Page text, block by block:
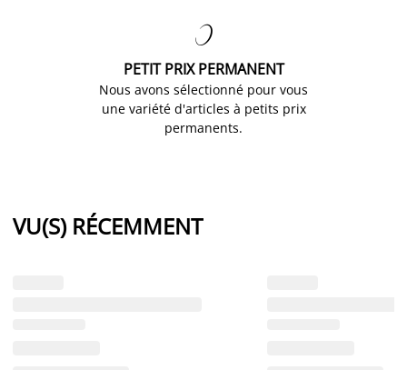

PETIT PRIX PERMANENT
Nous avons sélectionné pour vous
une variété d'articles à petits prix
permanents.
VU(S) RÉCEMMENT